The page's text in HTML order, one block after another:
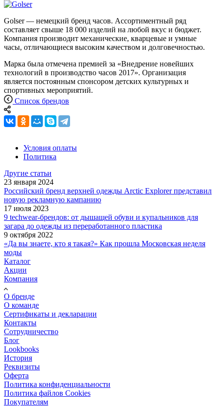
Golser — немецкий бренд часов. Ассортиментный ряд
составляет свыше 18 000 изделий на любой вкус и бюджет.
Компания производит механические, кварцевые и умные
часы, отличающиеся высоким качеством и долговечностью.
Марка была отмечена премией за «Внедрение новейших
технологий в производство часов 2017». Организация
является постоянным спонсором детских культурных и
спортивных мероприятий.
Список брендов
Условия оплаты
Политика
Другие статьи
23 января 2024
Российский бренд верхней одежды Arctic Explorer представил
новую рекламную кампанию
17 июля 2023
9 techwear-брендов: от дышащей обуви и купальников для
загара до одежды из переработанного пластика
9 октября 2022
«Да вы знаете, кто я такая?» Как прошла Московская неделя
моды
Каталог
Акции
Компания
О бренде
О команде
Сертификаты и декларации
Контакты
Сотрудничество
Блог
Lookbooks
История
Реквизиты
Оферта
Политика конфиденциальности
Политика файлов Cookies
Покупателям